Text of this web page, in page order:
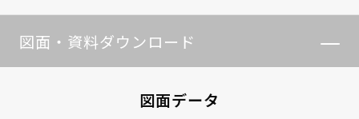
図面・資料ダウンロード
図面データ